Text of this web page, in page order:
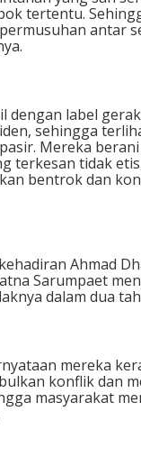
tertentu.
antar
dengan label
sehingga
Mereka
terkesan tidak
bentrok dan
Ahmad
Sarumpaet
dalam dua
mereka
konflik dan
masyarakat